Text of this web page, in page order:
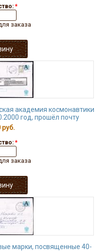
*
заказа
академия космонавтики
год, прошёл почту
руб.
*
заказа
марки, посвященные 40-